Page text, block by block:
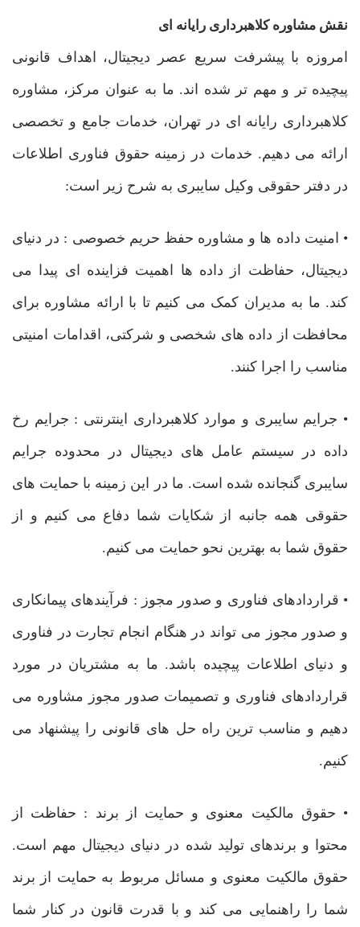
نقش مشاوره کلاهبرداری رایانه ای
امروزه با پیشرفت سریع عصر دیجیتال، اهداف قانونی
پیچیده تر و مهم تر شده اند. ما به عنوان مرکز، مشاوره
کلاهبرداری رایانه ای در تهران، خدمات جامع و تخصصی
ارائه می دهیم. خدمات در زمینه حقوق فناوری اطلاعات
در دفتر حقوقی وکیل سایبری به شرح زیر است:
• امنیت داده ها و مشاوره حفظ حریم خصوصی : در دنیای
دیجیتال، حفاظت از داده ها اهمیت فزاینده ای پیدا می
کند. ما به مدیران کمک می کنیم تا با ارائه مشاوره برای
محافظت از داده های شخصی و شرکتی، اقدامات امنیتی
مناسب را اجرا کنند.
• جرایم سایبری و موارد کلاهبرداری اینترنتی : جرایم رخ
داده در سیستم عامل های دیجیتال در محدوده جرایم
سایبری گنجانده شده است. ما در این زمینه با حمایت های
حقوقی همه جانبه از شکایات شما دفاع می کنیم و از
حقوق شما به بهترین نحو حمایت می کنیم.
• قراردادهای فناوری و صدور مجوز : فرآیندهای پیمانکاری
و صدور مجوز می تواند در هنگام انجام تجارت در فناوری
و دنیای اطلاعات پیچیده باشد. ما به مشتریان در مورد
قراردادهای فناوری و تصمیمات صدور مجوز مشاوره می
دهیم و مناسب ترین راه حل های قانونی را پیشنهاد می
کنیم.
• حقوق مالکیت معنوی و حمایت از برند : حفاظت از
محتوا و برندهای تولید شده در دنیای دیجیتال مهم است.
حقوق مالکیت معنوی و مسائل مربوط به حمایت از برند
شما را راهنمایی می کند و با قدرت قانون در کنار شما